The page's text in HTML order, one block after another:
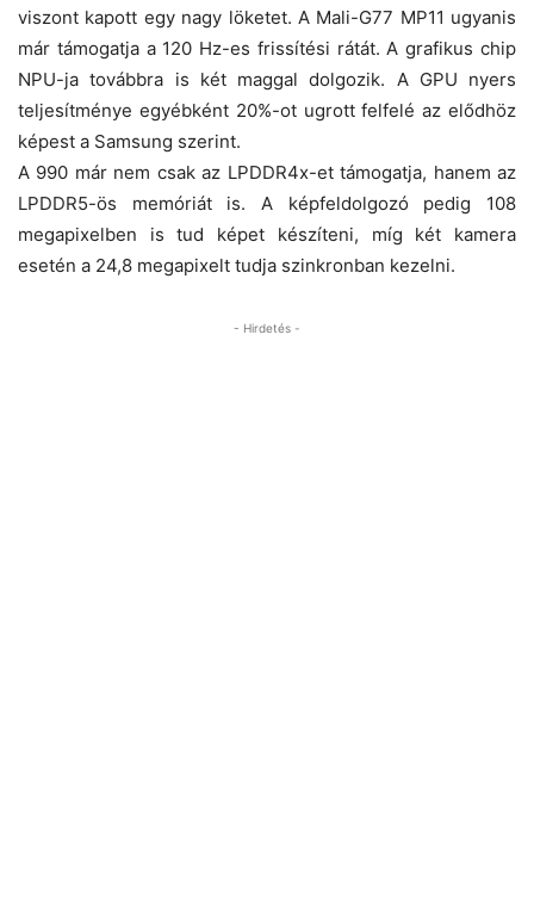
viszont kapott egy nagy löketet. A Mali-G77 MP11 ugyanis
már támogatja a 120 Hz-es frissítési rátát. A grafikus chip
NPU-ja továbbra is két maggal dolgozik. A GPU nyers
teljesítménye egyébként 20%-ot ugrott felfelé az elődhöz
képest a Samsung szerint.
A 990 már nem csak az LPDDR4x-et támogatja, hanem az
LPDDR5-ös memóriát is. A képfeldolgozó pedig 108
megapixelben is tud képet készíteni, míg két kamera
esetén a 24,8 megapixelt tudja szinkronban kezelni.
- Hirdetés -